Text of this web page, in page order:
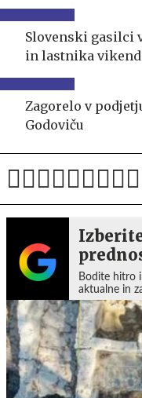
Slovenski gasilci
in lastnika
Zagorelo v
Godoviču
Bodite hitro
aktualne in